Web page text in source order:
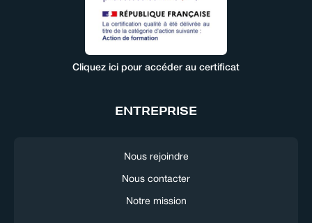
Cliquez ici pour accéder au certificat
ENTREPRISE
Nous rejoindre
Nous contacter
Notre mission